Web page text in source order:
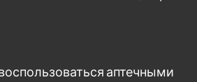
аптечными